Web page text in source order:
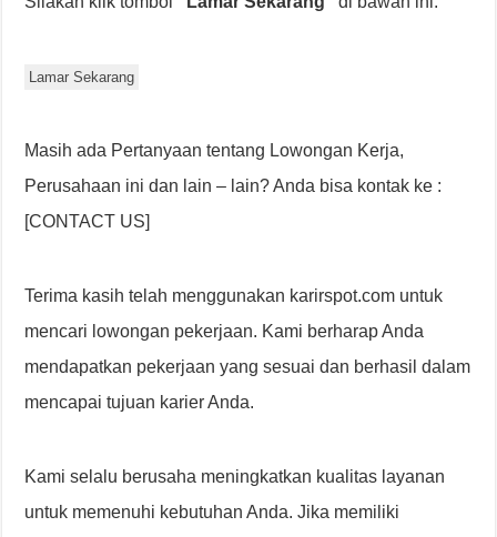
Lamar Sekarang
Masih ada Pertanyaan tentang Lowongan Kerja,
Perusahaan ini dan lain – lain? Anda bisa kontak ke :
[CONTACT US]
Terima kasih telah menggunakan karirspot.com untuk
mencari lowongan pekerjaan. Kami berharap Anda
mendapatkan pekerjaan yang sesuai dan berhasil dalam
mencapai tujuan karier Anda.
Kami selalu berusaha meningkatkan kualitas layanan
untuk memenuhi kebutuhan Anda. Jika memiliki